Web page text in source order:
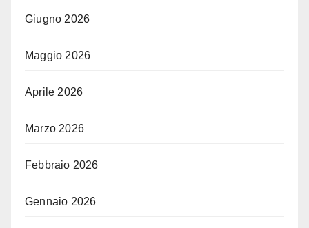
Giugno 2026
Maggio 2026
Aprile 2026
Marzo 2026
Febbraio 2026
Gennaio 2026